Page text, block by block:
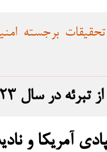
برجسته تحقیقات
پس از بازگشت، حمله را انجام داد
آمریکا و